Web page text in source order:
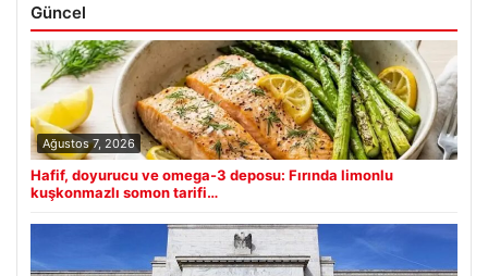
Güncel
Ağustos 7, 2026
Hafif, doyurucu ve omega-3 deposu: Fırında limonlu
kuşkonmazlı somon tarifi…